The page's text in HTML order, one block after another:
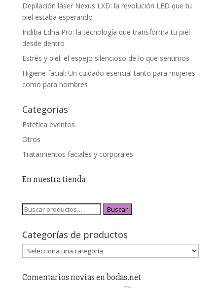
Depilación láser Nexus LXD: la revolución LED que tu
piel estaba esperando
Indiba Edna Pro: la tecnología que transforma tu piel
desde dentro
Estrés y piel: el espejo silencioso de lo que sentimos
Higiene facial: Un cuidado esencial tanto para mujeres
como para hombres
Categorías
Estética eventos
Otros
Tratamientos faciales y corporales
En nuestra tienda
Buscar
Categorías de productos
Comentarios novias en bodas.net